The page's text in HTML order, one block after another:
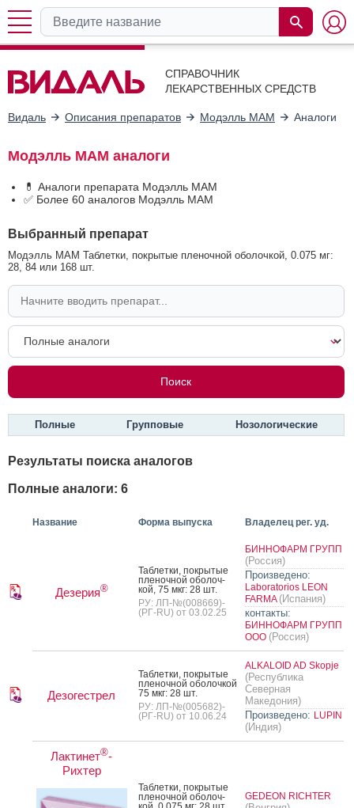
СПРАВОЧНИК
ЛЕКАРСТВЕННЫХ СРЕДСТВ
Видаль Описания препаратов Модэлль МАМ Аналоги
Модэлль МАМ аналоги
💊 Аналоги препарата Модэлль МАМ
✅ Более 60 аналогов Модэлль МАМ
Выбранный препарат
Модэлль МАМ Таблетки, покрытые пленочной оболочкой, 0.075 мг:
28, 84 или 168 шт.
Полные Групповые Нозологические
Результаты поиска аналогов
Полные аналоги: 6
Название Форма выпуска Владелец рег. уд.
Дезерия®
Таб­летки, пок­ры­тые
пле­ноч­ной обо­лоч­
кой, 75 мкг: 28 шт.
РУ: ЛП-№(008669)-
(РГ-RU) от 03.02.25
БИННОФАРМ ГРУПП
(Россия)
Произведено:
Laboratorios LEON
FARMA (Испания)
контакты:
БИННОФАРМ ГРУПП
ООО (Россия)
Дезогестрел
Таб­летки, пок­ры­тые
пле­ноч­ной обо­лоч­кой
75 мкг: 28 шт.
РУ: ЛП-№(005682)-
(РГ-RU) от 10.06.24
ALKALOID AD Skopje
(Республика
Северная
Македония)
Произведено: LUPIN
(Индия)
Лактинет®-
Рихтер
Таб­летки, пок­ры­тые
пле­ноч­ной обо­лоч­
GEDEON RICHTER